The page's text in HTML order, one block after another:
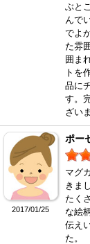
ぶと
んで
でよ
た雰
囲ま
トを
品に
す。
ざい
2017/01/25
ポー
マグ
きま
たく
な絵
伝え
た。